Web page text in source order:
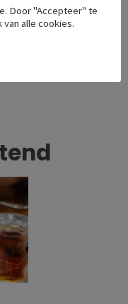
Door "Accepteer" te
alle cookies.